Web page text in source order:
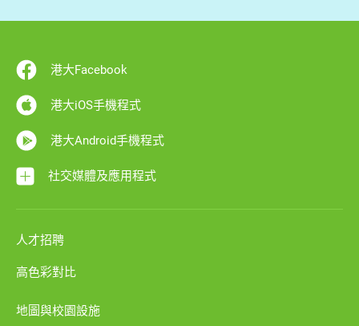
港大Facebook
港大iOS手機程式
港大Android手機程式
社交媒體及應用程式
人才招聘
高色彩對比
地圖與校園設施